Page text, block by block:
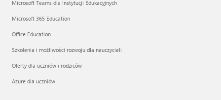
Microsoft Teams dla Instytucji Edukacyjnych
Microsoft 365 Education
Office Education
Szkolenia i możliwości rozwoju dla nauczycieli
Oferty dla uczniów i rodziców
Azure dla uczniów